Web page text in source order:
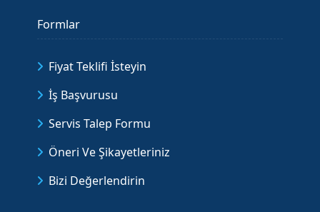
Formlar
Fiyat Teklifi İsteyin
İş Başvurusu
Servis Talep Formu
Öneri Ve Şikayetleriniz
Bizi Değerlendirin